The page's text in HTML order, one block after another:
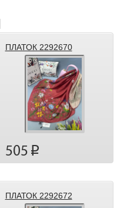
ПЛАТОК 2292670
505 p
ПЛАТОК 2292672